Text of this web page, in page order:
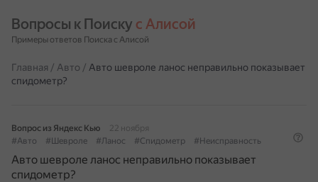
Вопросы к Поиску с Алисой
Примеры ответов Поиска с Алисой
Главная / Авто / Авто шевроле ланос неправильно показывает
спидометр?
Вопрос из Яндекс Кью
22 ноября
#Авто
#Шевроле #Ланос #Спидометр #Неисправность
Авто шевроле ланос неправильно показывает
спидометр?